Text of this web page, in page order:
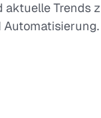
Kontierung
direkt an die
aktuelle Trends
Automatisierung.